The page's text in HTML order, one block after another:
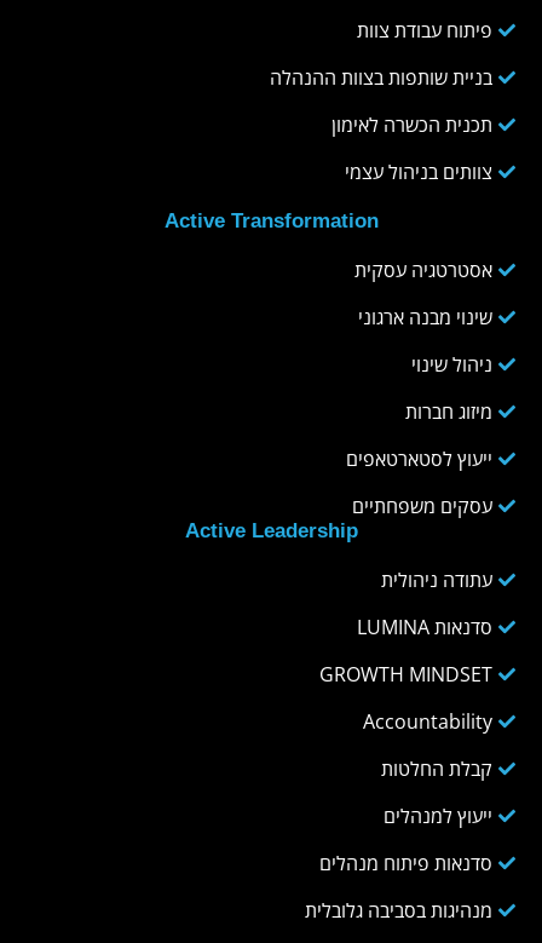
פיתוח עבודת צוות
בניית שותפות בצוות ההנהלה
תכנית הכשרה לאימון
צוותים בניהול עצמי
Active Transformation
אסטרטגיה עסקית
שינוי מבנה ארגוני
ניהול שינוי
מיזוג חברות
ייעוץ לסטארטאפים
עסקים משפחתיים
Active Leadership
עתודה ניהולית
סדנאות LUMINA
GROWTH MINDSET
Accountability
קבלת החלטות
ייעוץ למנהלים
סדנאות פיתוח מנהלים
מנהיגות בסביבה גלובלית